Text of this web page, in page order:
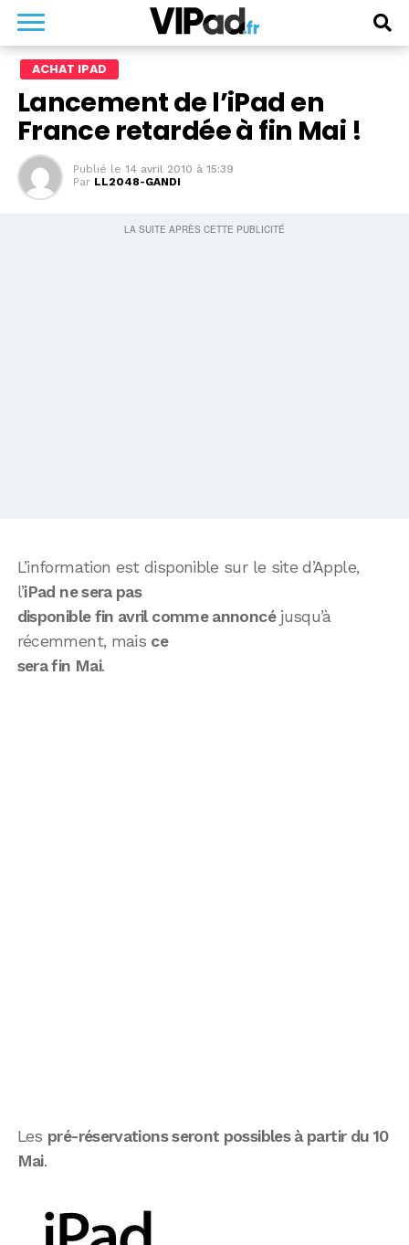
ACHAT IPAD
Lancement de l’iPad en
France retardée à fin Mai !
Publié le 14 avril 2010 à 15:39
Par LL2048-GANDI
L’information est disponible sur le site d’Apple,
l’iPad ne sera pas
disponible fin avril comme annoncéjusqu’à
récemment, mais ce
sera fin Mai.
Les pré-réservations seront possibles à partir du 10
Mai.